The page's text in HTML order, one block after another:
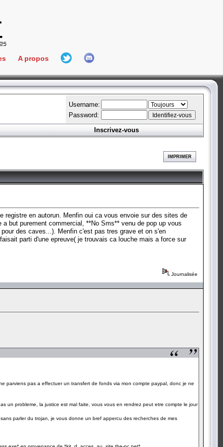
Connect
A propos
L'équipe
Hall Of Fame
Username:
Password:
Inscrivez-vous
IMPRIMER
registre en autorun. Menfin oui ca vous envoie sur des sites de
but purement commercial, **No Sms** venu de pop up vous
des caves...). Menfin c'est pas tres grave et on s'en
parti d'une epreuve( je trouvais ca louche mais a force sur
Journalisée
parviens pas a effectuer un transfert de fonds via mon compte paypal, donc je ne
un probleme, la justice est mal faite, vous vous en rendrez peut etre compte le jour
parler du trojan, je vous donne un bref appercu des recherches de mes